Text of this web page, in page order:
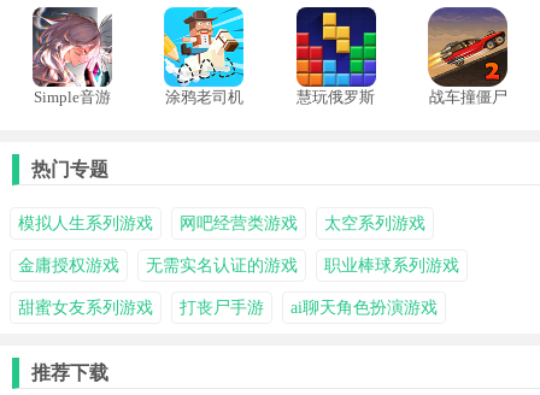
Simple音游 涂鸦老司机
慧玩俄罗斯
战车撞僵尸
热门专题
模拟人生系列游戏 网吧经营类游戏 太空系列游戏
金庸授权游戏 无需实名认证的游戏 职业棒球系列游戏
甜蜜女友系列游戏 打丧尸手游 ai聊天角色扮演游戏
推荐下载